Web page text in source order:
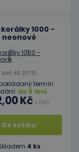
korálky 1000 -
neonové
kód: 49 20751
termín
do 5 dnů
Kčs DPH
Do košíku
4 ks